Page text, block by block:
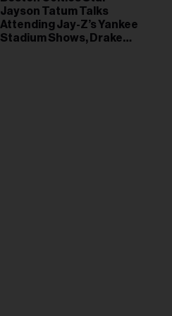
Jayson Tatum Talks
Attending Jay-Z’s Yankee
Stadium Shows, Drake